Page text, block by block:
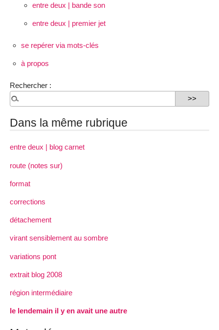
entre deux | bande son
entre deux | premier jet
se repérer via mots-clés
à propos
Rechercher :
Dans la même rubrique
entre deux | blog carnet
route (notes sur)
format
corrections
détachement
virant sensiblement au sombre
variations pont
extrait blog 2008
région intermédiaire
le lendemain il y en avait une autre